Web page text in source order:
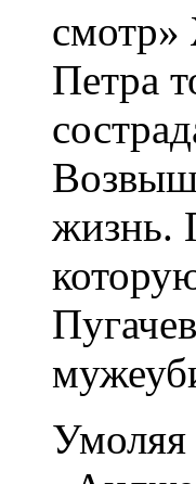
смотр»
Петра
жизнь.
Умоляя